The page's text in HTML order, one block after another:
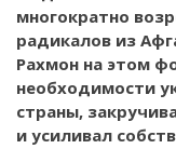
многократно
радикалов из
Рахмон на этом
необходимости
страны,
и усиливал